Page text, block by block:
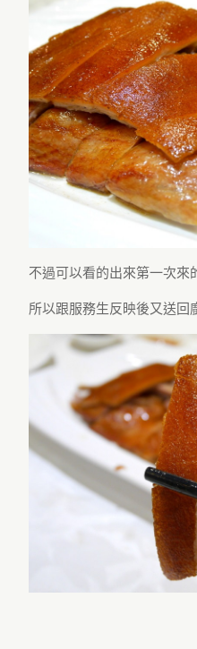
不過可以看的出來第一次來
所以跟服務生反映後又送回